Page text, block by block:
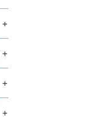
+
+
+
+